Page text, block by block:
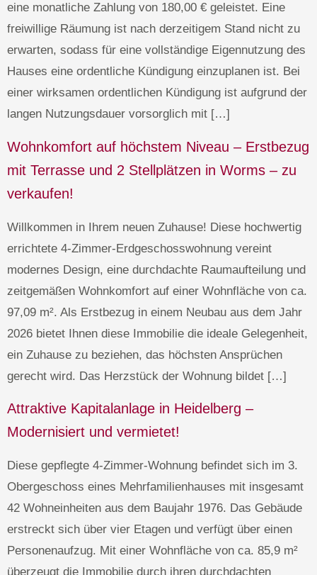
eine monatliche Zahlung von 180,00 € geleistet. Eine
freiwillige Räumung ist nach derzeitigem Stand nicht zu
erwarten, sodass für eine vollständige Eigennutzung des
Hauses eine ordentliche Kündigung einzuplanen ist. Bei
einer wirksamen ordentlichen Kündigung ist aufgrund der
langen Nutzungsdauer vorsorglich mit […]
Wohnkomfort auf höchstem Niveau – Erstbezug
mit Terrasse und 2 Stellplätzen in Worms – zu
verkaufen!
Willkommen in Ihrem neuen Zuhause! Diese hochwertig
errichtete 4-Zimmer-Erdgeschosswohnung vereint
modernes Design, eine durchdachte Raumaufteilung und
zeitgemäßen Wohnkomfort auf einer Wohnfläche von ca.
97,09 m². Als Erstbezug in einem Neubau aus dem Jahr
2026 bietet Ihnen diese Immobilie die ideale Gelegenheit,
ein Zuhause zu beziehen, das höchsten Ansprüchen
gerecht wird. Das Herzstück der Wohnung bildet […]
Attraktive Kapitalanlage in Heidelberg –
Modernisiert und vermietet!
Diese gepflegte 4-Zimmer-Wohnung befindet sich im 3.
Obergeschoss eines Mehrfamilienhauses mit insgesamt
42 Wohneinheiten aus dem Baujahr 1976. Das Gebäude
erstreckt sich über vier Etagen und verfügt über einen
Personenaufzug. Mit einer Wohnfläche von ca. 85,9 m²
überzeugt die Immobilie durch ihren durchdachten